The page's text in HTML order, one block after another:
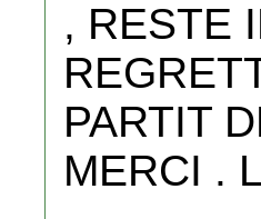
, RESTE
PARTIT
MERCI .